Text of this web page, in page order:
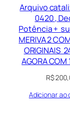
Arquivo
0420 ,
Potência +
MERIVA 2
ORIGINAIS
AGORA COM
R$
Adicionar ao